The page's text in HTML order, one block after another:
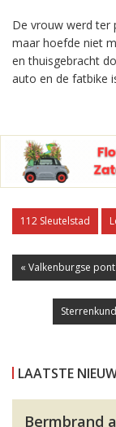
De vrouw werd ter
maar hoefde niet
en thuisgebracht
auto en de fatbike
112 Sleutelstad
« Valkenburgse
LAATSTE
Bermbrand